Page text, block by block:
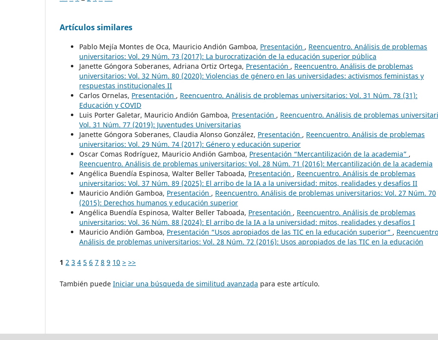
Artículos similares
Pablo Mejía Montes de Oca, Mauricio Andión Gamboa, Presentación , Reencuentro. Análisis de problemas
universitarios: Vol. 29 Núm. 73 (2017): La burocratización de la educación superior pública
Janette Góngora Soberanes, Adriana Ortiz Ortega, Presentación , Reencuentro. Análisis de problemas
universitarios: Vol. 32 Núm. 80 (2020): Violencias de género en las universidades: activismos feministas y
respuestas institucionales II
Carlos Ornelas, Presentación , Reencuentro. Análisis de problemas universitarios: Vol. 31 Núm. 78 (31):
Educación y COVID
Luis Porter Galetar, Mauricio Andión Gamboa, Presentación , Reencuentro. Análisis de problemas
Vol. 31 Núm. 77 (2019): Juventudes Universitarias
Janette Góngora Soberanes, Claudia Alonso González, Presentación , Reencuentro. Análisis de problemas
universitarios: Vol. 29 Núm. 74 (2017): Género y educación superior
Oscar Comas Rodríguez, Mauricio Andión Gamboa, Presentación “Mercantilización de la academia” ,
Reencuentro. Análisis de problemas universitarios: Vol. 28 Núm. 71 (2016): Mercantilización de la academia
Angélica Buendía Espinosa, Walter Beller Taboada, Presentación , Reencuentro. Análisis de problemas
universitarios: Vol. 37 Núm. 89 (2025): El arribo de la IA a la universidad: mitos, realidades y desafíos II
Mauricio Andión Gamboa, Presentación , Reencuentro. Análisis de problemas universitarios: Vol. 27 Núm. 70
(2015): Derechos humanos y educación superior
Angélica Buendía Espinosa, Walter Beller Taboada, Presentación , Reencuentro. Análisis de problemas
universitarios: Vol. 36 Núm. 88 (2024): El arribo de la IA a la universidad: mitos, realidades y desafíos I
Mauricio Andión Gamboa, Presentación “Usos apropiados de las TIC en la educación superior“ ,
Análisis de problemas universitarios: Vol. 28 Núm. 72 (2016): Usos apropiados de las TIC en la educación
1 2 3 4 5 6 7 8 9 10 > >>
También puede Iniciar una búsqueda de similitud avanzada para este artículo.